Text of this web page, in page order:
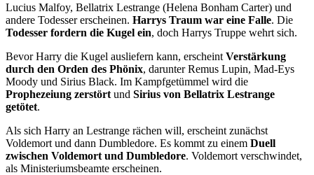
Lucius Malfoy, Bellatrix Lestrange (Helena Bonham Carter) und
andere Todesser erscheinen. Harrys Traum war eine Falle. Die
Todesser fordern die Kugel ein, doch Harrys Truppe wehrt sich.
Bevor Harry die Kugel ausliefern kann, erscheint Verstärkung
durch den Orden des Phönix, darunter Remus Lupin, Mad-Eys
Moody und Sirius Black. Im Kampfgetümmel wird die
Prophezeiung zerstört und Sirius von Bellatrix Lestrange
getötet.
Als sich Harry an Lestrange rächen will, erscheint zunächst
Voldemort und dann Dumbledore. Es kommt zu einem Duell
zwischen Voldemort und Dumbledore. Voldemort verschwindet,
als Ministeriumsbeamte erscheinen.